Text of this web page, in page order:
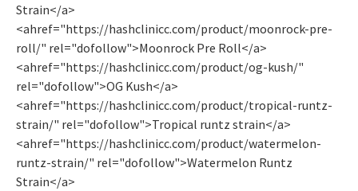
Strain</a>
<ahref="https://hashclinicc.com/product/moonrock-pre-
roll/" rel="dofollow">Moonrock Pre Roll</a>
<ahref="https://hashclinicc.com/product/og-kush/"
rel="dofollow">OG Kush</a>
<ahref="https://hashclinicc.com/product/tropical-runtz-
strain/" rel="dofollow">Tropical runtz strain</a>
<ahref="https://hashclinicc.com/product/watermelon-
runtz-strain/" rel="dofollow">Watermelon Runtz
Strain</a>